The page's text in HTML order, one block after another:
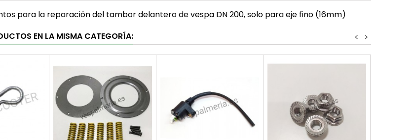
para la reparación del tambor delantero de vespa DN 200, solo para eje fino (16mm)
EN LA MISMA CATEGORÍA:
>
<